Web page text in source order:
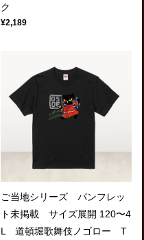
ク
¥2,189
ご当地シリーズ パンフレッ
ト未掲載 サイズ展開 120〜4
L 道頓堀歌舞伎ノゴロー T